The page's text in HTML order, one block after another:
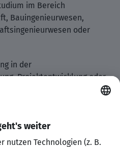
im Bereich
Bauingenieurwesen,
oder
in der
Projektentwicklung oder
idealerweise im